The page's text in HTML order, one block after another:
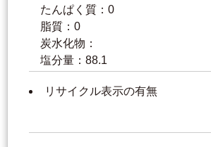
たんぱく質：0
脂質：0
炭水化物：
塩分量：88.1
リサイクル表示の有無